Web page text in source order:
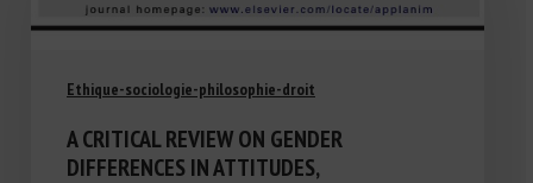
Ethique-sociologie-philosophie-droit
A CRITICAL REVIEW ON GENDER
DIFFERENCES IN ATTITUDES,